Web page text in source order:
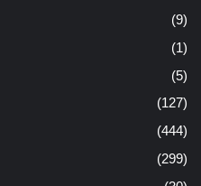
(9)
(1)
(5)
(127)
(444)
(299)